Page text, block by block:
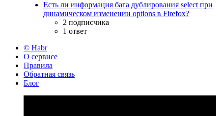
Есть ли информация бага дублирования select при
динамическом изменении options в Firefox?
2 подписчика
1 ответ
© Habr
О сервисе
Правила
Обратная связь
Блог